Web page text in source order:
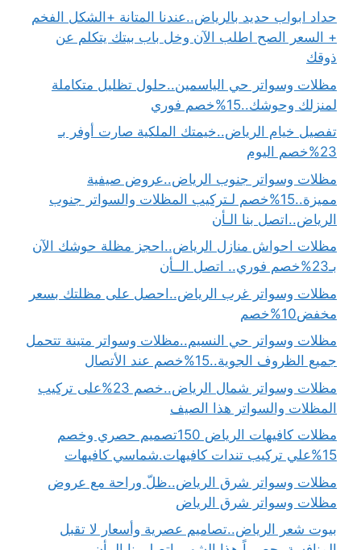
حداد ابواب حديد بالرياض..عندنا المتانة +الشكل الفخم
+ السعر الصح اطلب الآن وخل باب بيتك يتكلم عن
ذوقك
مظلات وسواتر حي الياسمين..حلول تظليل متكاملة
لمنزلك وحوشك..15%خصم فوري
تفصيل خيام الرياض..خيمتك الملكية صارت أوفر بـ
23%خصم اليوم
مظلات وسواتر جنوب الرياض..عروض صيفية
مميزة..15%خصم لـتركيب المظلات والسواتر جنوب
الرياض..اتصل بنا الـأن
مظلات احواش منازل الرياض..احجز مظلة حوشك الآن
بـ23%خصم فوري.. اتصل الــأن
مظلات وسواتر غرب الرياض..احصل على مظلتك بسعر
مخفض10%خصم
مظلات وسواتر حي النسيم..مظلات وسواتر متينة تتحمل
جميع الظروف الجوية..15%خصم عند الأتصال
مظلات وسواتر شمال الرياض..خصم 23%على تركيب
المظلات والسواتر هذا الصيف
مظلات كافيهات الرياض 150تصميم حصري وخصم
15%علي تركيب تندات كافيهات.شماسي كافيهات
مظلات وسواتر شرق الرياض..ظلّ وراحة مع عروض
مظلات وسواتر شرق الرياض
بيوت شعر الرياض..تصاميم عصرية وأسعار لا تقبل